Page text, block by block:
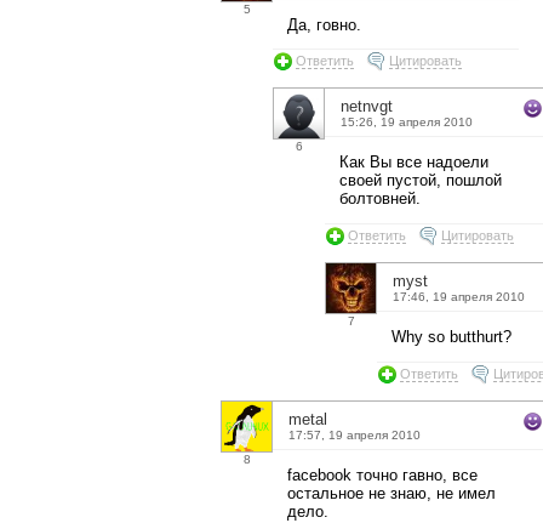
5
Да, говно.
Ответить Цитировать
6
netnvgt
15:26, 19 апреля 2010
Как Вы все надоели
своей пустой, пошлой
болтовней.
Ответить Цитировать
7
myst
17:46, 19 апреля 2010
Why so butthurt?
Ответить
8
metal
17:57, 19 апреля 2010
facebook точно гавно, все
остальное не знаю, не имел
дело.